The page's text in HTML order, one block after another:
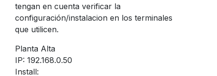
tengan en cuenta verificar la
configuración/instalacion en los terminales
que utilicen.
Planta Alta
IP: 192.168.0.50
Install: